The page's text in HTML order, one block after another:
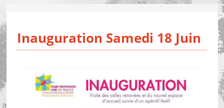
Inauguration Samedi 18 Juin